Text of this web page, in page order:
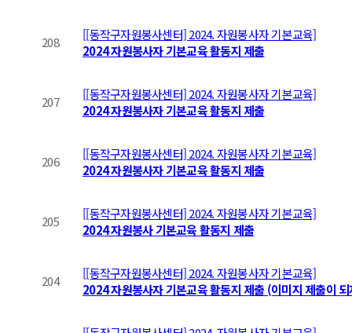
208
[[동작구자원봉사센터] 2024. 자원봉사자 기본교육]
2024 자원봉사자 기본교육 활동지 제출
207
[[동작구자원봉사센터] 2024. 자원봉사자 기본교육]
2024 자원봉사자 기본교육 활동지 제출
206
[[동작구자원봉사센터] 2024. 자원봉사자 기본교육]
2024 자원봉사자 기본교육 활동지 제출
205
[[동작구자원봉사센터] 2024. 자원봉사자 기본교육]
2024 자원봉사 기본교육 활동지 제출
204
[[동작구자원봉사센터] 2024. 자원봉사자 기본교육]
2024 자원봉사자 기본교육 활동지 제출 (이미지 제출이